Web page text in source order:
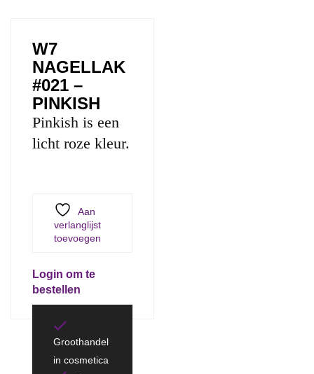
W7
NAGELLAK
#021 –
PINKISH
Pinkish is een
licht roze kleur.
Aan
verlanglijst
toevoegen
Login om te
bestellen
Groothandel
in cosmetica